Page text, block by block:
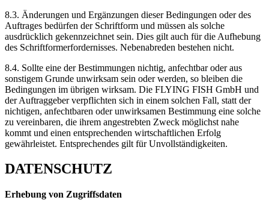
8.3. Änderungen und Ergänzungen dieser Bedingungen oder des
Auftrages bedürfen der Schriftform und müssen als solche
ausdrücklich gekennzeichnet sein. Dies gilt auch für die Aufhebung
des Schriftformerfordernisses. Nebenabreden bestehen nicht.
8.4. Sollte eine der Bestimmungen nichtig, anfechtbar oder aus
sonstigem Grunde unwirksam sein oder werden, so bleiben die
Bedingungen im übrigen wirksam. Die FLYING FISH GmbH und
der Auftraggeber verpflichten sich in einem solchen Fall, statt der
nichtigen, anfechtbaren oder unwirksamen Bestimmung eine solche
zu vereinbaren, die ihrem angestrebten Zweck möglichst nahe
kommt und einen entsprechenden wirtschaftlichen Erfolg
gewährleistet. Entsprechendes gilt für Unvollständigkeiten.
DATENSCHUTZ
Erhebung von Zugriffsdaten